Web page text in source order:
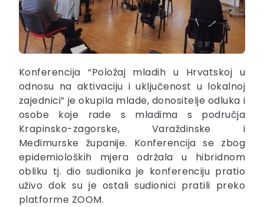
Konferencija “Položaj mladih u Hrvatskoj u
odnosu na aktivaciju i uključenost u lokalnoj
zajednici” je okupila mlade, donositelje odluka i
osobe koje rade s mladima s područja
Krapinsko-zagorske, Varaždinske i
Međimurske županije. Konferencija se zbog
epidemioloških mjera održala u hibridnom
obliku tj. dio sudionika je konferenciju pratio
uživo dok su je ostali sudionici pratili preko
platforme ZOOM.